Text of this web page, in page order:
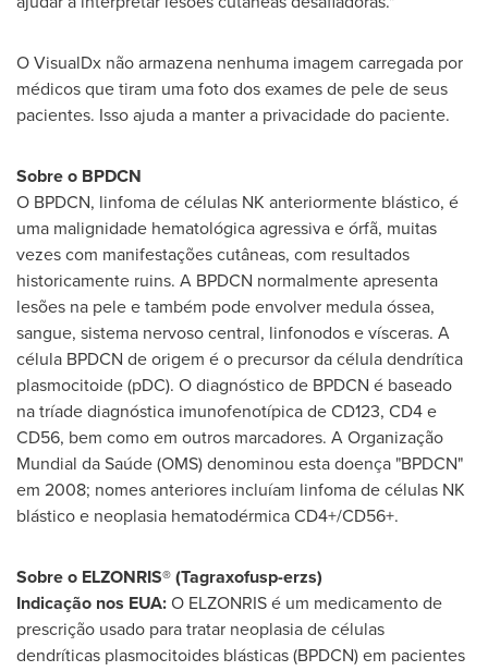
O VisualDx não armazena nenhuma imagem carregada por
médicos que tiram uma foto dos exames de pele de seus
pacientes. Isso ajuda a manter a privacidade do paciente.
Sobre o BPDCN
O BPDCN, linfoma de células NK anteriormente blástico, é
uma malignidade hematológica agressiva e órfã, muitas
vezes com manifestações cutâneas, com resultados
historicamente ruins. A BPDCN normalmente apresenta
lesões na pele e também pode envolver medula óssea,
sangue, sistema nervoso central, linfonodos e vísceras. A
célula BPDCN de origem é o precursor da célula dendrítica
plasmocitoide (pDC). O diagnóstico de BPDCN é baseado
na tríade diagnóstica imunofenotípica de CD123, CD4 e
CD56, bem como em outros marcadores. A Organização
Mundial da Saúde (OMS) denominou esta doença "BPDCN"
em 2008; nomes anteriores incluíam linfoma de células NK
blástico e neoplasia hematodérmica CD4+/CD56+.
Sobre o ELZONRIS® (Tagraxofusp-erzs)
Indicação nos EUA:O ELZONRIS é um medicamento de
prescrição usado para tratar neoplasia de células
dendríticas plasmocitoides blásticas (BPDCN) em pacientes